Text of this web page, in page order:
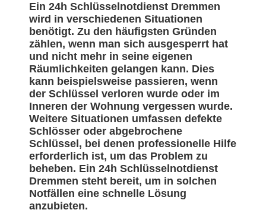
Ein 24h Schlüsselnotdienst Dremmen
wird in verschiedenen Situationen
benötigt. Zu den häufigsten Gründen
zählen, wenn man sich ausgesperrt hat
und nicht mehr in seine eigenen
Räumlichkeiten gelangen kann. Dies
kann beispielsweise passieren, wenn
der Schlüssel verloren wurde oder im
Inneren der Wohnung vergessen wurde.
Weitere Situationen umfassen defekte
Schlösser oder abgebrochene
Schlüssel, bei denen professionelle Hilfe
erforderlich ist, um das Problem zu
beheben. Ein 24h Schlüsselnotdienst
Dremmen steht bereit, um in solchen
Notfällen eine schnelle Lösung
anzubieten.